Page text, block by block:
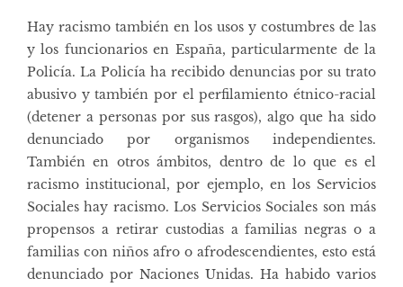
Hay racismo también en los usos y costumbres de las
y los funcionarios en España, particularmente de la
Policía. La Policía ha recibido denuncias por su trato
abusivo y también por el perfilamiento étnico-racial
(detener a personas por sus rasgos), algo que ha sido
denunciado por organismos independientes.
También en otros ámbitos, dentro de lo que es el
racismo institucional, por ejemplo, en los Servicios
Sociales hay racismo. Los Servicios Sociales son más
propensos a retirar custodias a familias negras o a
familias con niños afro o afrodescendientes, esto está
denunciado por Naciones Unidas. Ha habido varios